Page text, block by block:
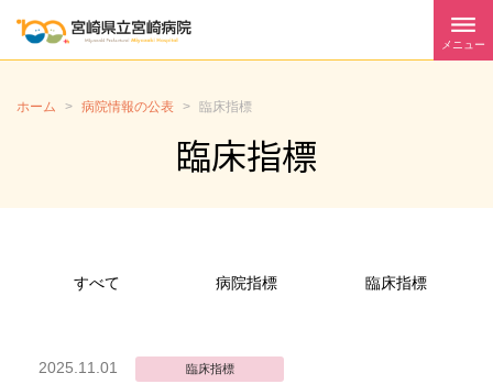
メニュー
ホーム > 病院情報の公表 > 臨床指標
臨床指標
すべて 病院指標 臨床指標
2025.11.01 臨床指標